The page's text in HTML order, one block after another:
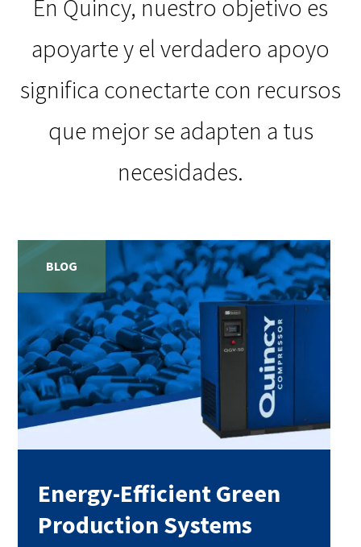
En Quincy, nuestro objetivo es
apoyarte y el verdadero apoyo
significa conectarte con recursos
que mejor se adapten a tus
necesidades.
BLOG
Energy-Efficient Green
Production Systems